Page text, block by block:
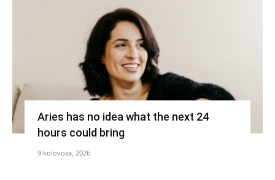
Aries has no idea what the next 24
hours could bring
9 kolovoza, 2026